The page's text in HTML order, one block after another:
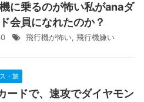
に乗るのが怖い私がanaダ
会員になれたのか？
飛行機が怖い, 飛行機嫌い
・旅
ードで、速攻でダイヤモン